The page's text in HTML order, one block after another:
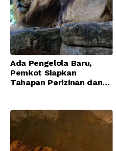
Ada Pengelola Baru,
Pemkot Siapkan
Tahapan Perizinan dan